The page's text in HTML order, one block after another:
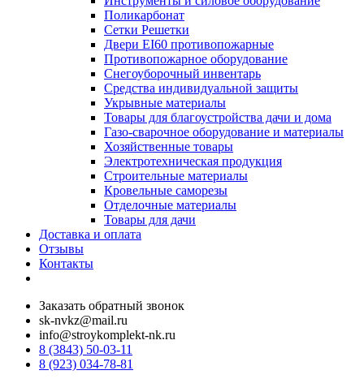
Поликарбонат
Сетки Решетки
Двери EI60 противопожарные
Противопожарное оборудование
Снегоуборочный инвентарь
Средства индивидуальной защиты
Укрывные материалы
Товары для благоустройства дачи и дома
Газо-сварочное оборудование и материалы
Хозяйственные товары
Электротехническая продукция
Строительные материалы
Кровельные саморезы
Отделочные материалы
Товары для дачи
Доставка и оплата
Отзывы
Контакты
Заказать обратный звонок
sk-nvkz@mail.ru
info@stroykomplekt-nk.ru
8 (3843) 50-03-11
8 (923) 034-78-81